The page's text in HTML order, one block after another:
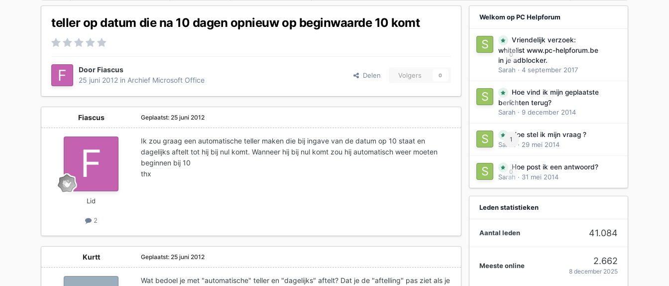
teller op datum die na 10 dagen opnieuw op beginwaarde 10 komt
DoorFiascus
25 juni 2012 in Archief Microsoft Office
Delen Volgers 0
Fiascus
Lid
2
Geplaatst:25 juni 2012
Ik zou graag een automatische teller maken die bij ingave van de datum op 10 staat en
dagelijks aftelt tot hij bij nul komt. Wanneer hij bij nul komt zou hij automatisch weer moeten
beginnen bij 10
thx
Kurtt Geplaatst: 25 juni 2012
Wat bedoel je met "automatische" teller en "dagelijks" aftelt? Dat je de "aftelling" pas ziet als je
Welkom op PC Helpforum
0
Vriendelijk verzoek:
whitelist www.pc-helpforum.be
in je adblocker.
Sarah · 4 september 2017
0
Hoe vind ik mijn geplaatste
berichten terug?
Sarah · 9 december 2014
1
Hoe stel ik mijn vraag ?
Sarah
· 29 mei 2014
0
Hoe post ik een antwoord?
Sarah · 31 mei 2014
Leden statistieken
Aantal leden 41.084
Meeste online 2.662
8 december 2025